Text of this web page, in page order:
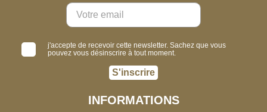
j'accepte de recevoir cette newsletter. Sachez que vous
pouvez vous désinscrire à tout moment.
S'inscrire
INFORMATIONS